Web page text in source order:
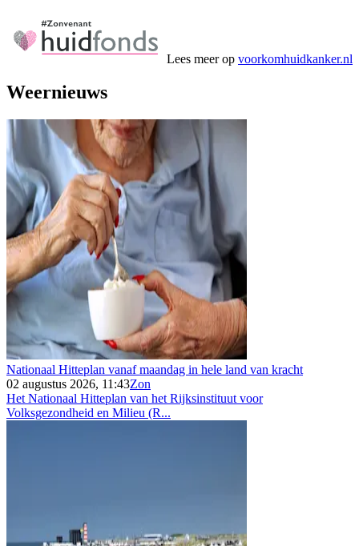
Lees meer op voorkomhuidkanker.nl
Weernieuws
Nationaal Hitteplan vanaf maandag in hele land van kracht
02 augustus 2026, 11:43Zon
Het Nationaal Hitteplan van het Rijksinstituut voor
Volksgezondheid en Milieu (R...